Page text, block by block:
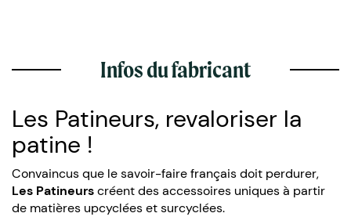
Infos du fabricant
Les Patineurs, revaloriser la
patine !
Convaincus que le savoir-faire français doit perdurer,
Les Patineurscréent des accessoires uniques à partir
de matières upcyclées et surcyclées.